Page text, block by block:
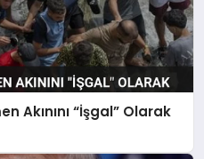
Akınını “İşgal” Olarak